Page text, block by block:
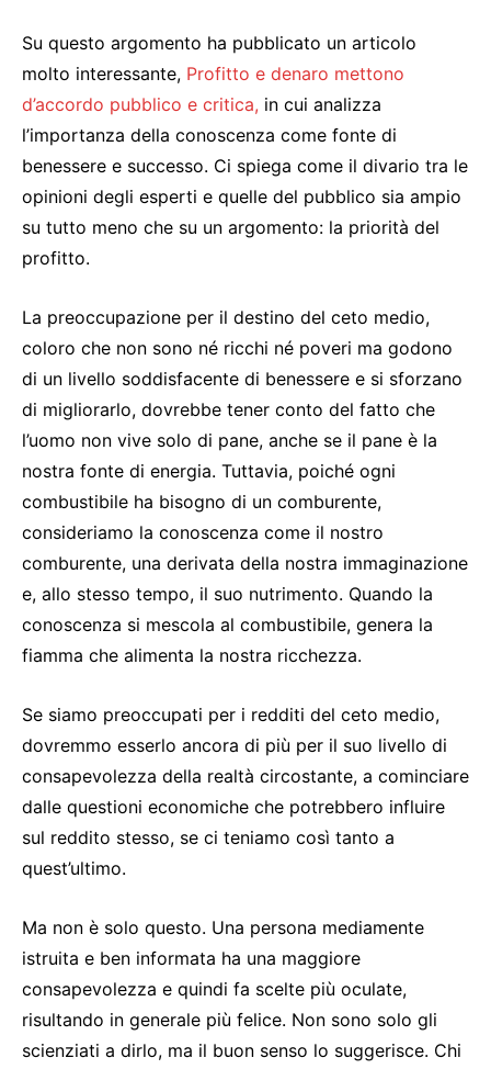
Su questo argomento ha pubblicato un articolo
molto interessante, Profitto e denaro mettono
d’accordo pubblico e critica, in cui analizza
l’importanza della conoscenza come fonte di
benessere e successo. Ci spiega come il divario tra le
opinioni degli esperti e quelle del pubblico sia ampio
su tutto meno che su un argomento: la priorità del
profitto.
La preoccupazione per il destino del ceto medio,
coloro che non sono né ricchi né poveri ma godono
di un livello soddisfacente di benessere e si sforzano
di migliorarlo, dovrebbe tener conto del fatto che
l’uomo non vive solo di pane, anche se il pane è la
nostra fonte di energia. Tuttavia, poiché ogni
combustibile ha bisogno di un comburente,
consideriamo la conoscenza come il nostro
comburente, una derivata della nostra immaginazione
e, allo stesso tempo, il suo nutrimento. Quando la
conoscenza si mescola al combustibile, genera la
fiamma che alimenta la nostra ricchezza.
Se siamo preoccupati per i redditi del ceto medio,
dovremmo esserlo ancora di più per il suo livello di
consapevolezza della realtà circostante, a cominciare
dalle questioni economiche che potrebbero influire
sul reddito stesso, se ci teniamo così tanto a
quest’ultimo.
Ma non è solo questo. Una persona mediamente
istruita e ben informata ha una maggiore
consapevolezza e quindi fa scelte più oculate,
risultando in generale più felice. Non sono solo gli
scienziati a dirlo, ma il buon senso lo suggerisce. Chi